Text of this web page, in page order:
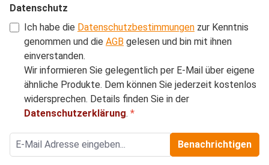
Datenschutz
Ich habe die Datenschutzbestimmungen zur Kenntnis
genommen und die AGB gelesen und bin mit ihnen
einverstanden.
Wir informieren Sie gelegentlich per E-Mail über eigene
ähnliche Produkte. Dem können Sie jederzeit kostenlos
widersprechen. Details finden Sie in der
Datenschutzerklärung. *
Benachrichtigen